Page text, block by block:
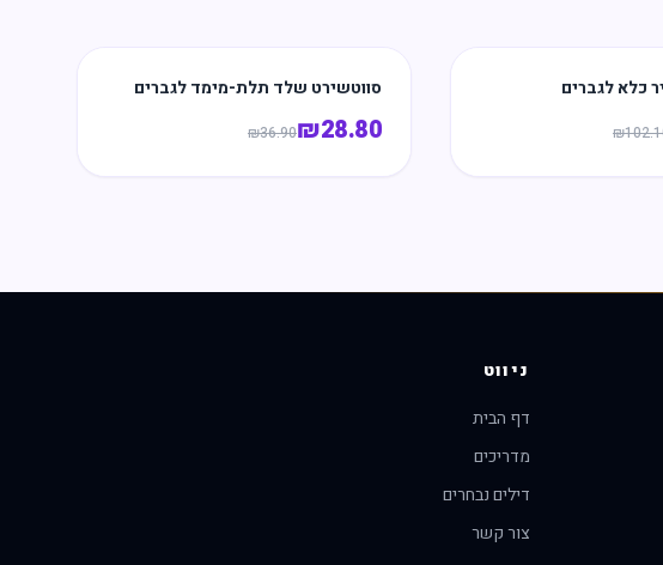
כלא לגברים
₪
סווטשירט שלד תלת-מימד לגברים
₪28.80
₪36.90
ניווט
דף הבית
מדריכים
דילים נבחרים
צור קשר